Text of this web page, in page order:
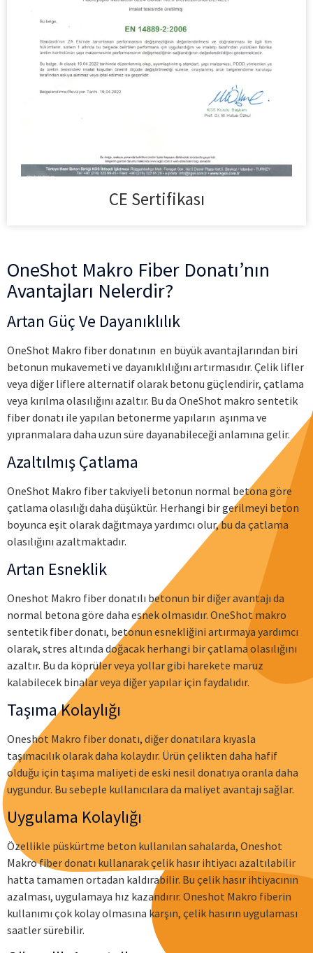
CE Sertifikası
OneShot Makro Fiber Donatı’nın
Avantajları Nelerdir?
Artan Güç Ve Dayanıklılık
OneShot Makro fiber donatının en büyük avantajlarından biri
betonun mukavemeti ve dayanıklılığını artırmasıdır. Çelik lifler
veya diğer liflere alternatif olarak betonu güçlendirir, çatlama
veya kırılma olasılığını azaltır. Bu da OneShot makro sentetik
fiber donatı ile yapılan betonerme yapıların aşınma ve
yıpranmalara daha uzun süre dayanabileceği anlamına gelir.
Azaltılmış Çatlama
OneShot Makro fiber takviyeli betonun normal betona göre
çatlama olasılığı daha düşüktür. Herhangi bir gerilmeyi beton
boyunca eşit olarak dağıtmaya yardımcı olur, bu da çatlama
olasılığını azaltmaktadır.
Artan Esneklik
Oneshot Makro fiber donatılı betonun bir diğer avantajı da
normal betona göre daha esnek olmasıdır. OneShot makro
sentetik fiber donatı, betonun esnekliğini artırmaya yardımcı
olarak, stres altında doğacak herhangi bir çatlama olasılığını
azaltır. Bu da köprüler veya yollar gibi harekete maruz
kalabilecek binalar veya diğer yapılar için faydalıdır.
Taşıma Kolaylığı
Oneshot Makro fiber donatı, diğer donatılara kıyasla
taşımacılık olarak daha kolaydır. Ürün çelikten daha hafif
olduğu için taşıma maliyeti de eski nesil donatıya oranla daha
uygundur. Bu sebeple kullanıcılara da maliyet avantajı sağlar.
Uygulama Kolaylığı
Özellikle püskürtme beton kullanılan sahalarda, Oneshot
Makro fiber donatı kullanarak çelik hasır ihtiyacı azaltılabilir
hatta tamamen ortadan kaldırabilir. Bu çelik hasır ihtiyacının
azalması, uygulamaya hız kazandırır. Oneshot Makro fiberin
kullanımı çok kolay olmasına karşın, çelik hasırın uygulaması
saatler sürebilir.